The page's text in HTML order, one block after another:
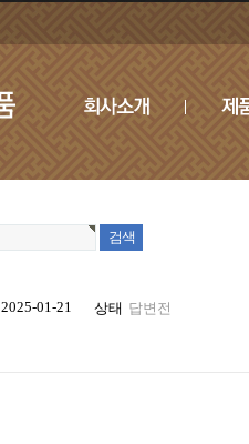
2025-01-21 상태 답변전